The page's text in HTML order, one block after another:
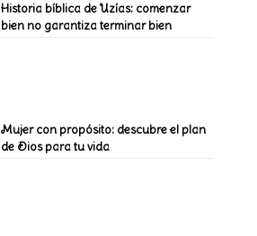
Historia bíblica de Uzías: comenzar
bien no garantiza terminar bien
Mujer con propósito: descubre el plan
de Dios para tu vida